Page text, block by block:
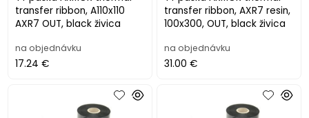
transfer ribbon, A110x110
AXR7 OUT, black živica
na objednávku
17.24 €
transfer ribbon, AXR7 resin,
100x300, OUT, black živica
na objednávku
31.00 €